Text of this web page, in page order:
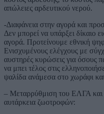
απώλειες αρδευτικού νερού.
-Διαφάνεια στην αγορά και
Δεν μπορεί να υπάρξει δίκαιο
αγορά. Προτείνουμε εθνική
Ενισχυμένους ελέγχους με
αυστηρές κυρώσεις για όσους
να μπει τέλος στις
ψαλίδα ανάμεσα στο χωράφι
– Μεταρρύθμιση του ΕΛΓΑ και
αυτάρκεια ζωοτροφών: